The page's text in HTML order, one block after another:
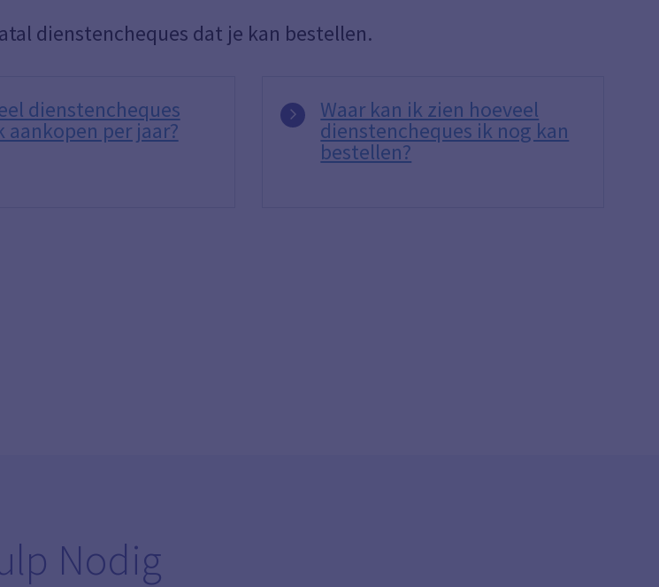
dienstencheques dat je kan bestellen.
dienstencheques
aankopen per jaar?
Waar kan ik zien hoeveel
dienstencheques ik nog kan
bestellen?
Nodig